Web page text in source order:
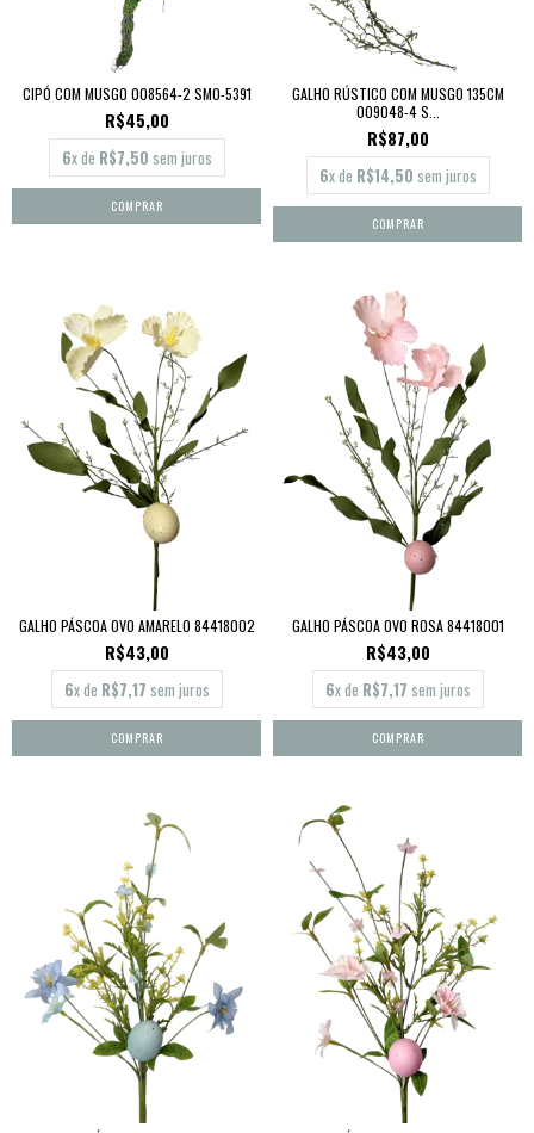
CIPÓ COM MUSGO 008564-2 SMO-5391
R$45,00
6x de R$7,50 sem juros
GALHO RÚSTICO COM MUSGO 135CM
009048-4 S...
R$87,00
6x de R$14,50 sem juros
GALHO PÁSCOA OVO AMARELO 84418002
R$43,00
6x de R$7,17 sem juros
GALHO PÁSCOA OVO ROSA 84418001
R$43,00
6x de R$7,17 sem juros